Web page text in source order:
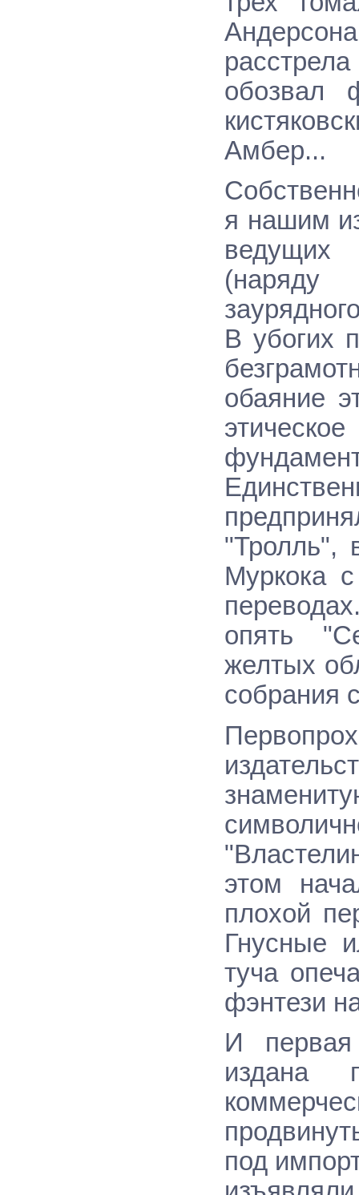
обозвал
Амбер...
я нашим
ведущих
(наряду
В убогих
обаяние
"Тролль",
Муркока
опять
желтых
собрания
этом
плохой
Гнусные
туча
фэнтези
И первая
издана
под